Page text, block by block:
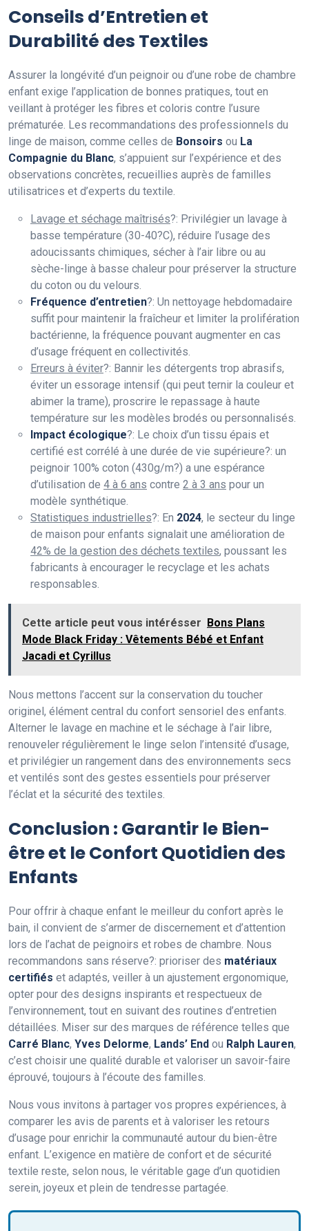
Conseils d’Entretien et
Durabilité des Textiles
Assurer la longévité d’un peignoir ou d’une robe de chambre
enfant exige l’application de bonnes pratiques, tout en
veillant à protéger les fibres et coloris contre l’usure
prématurée. Les recommandations des professionnels du
linge de maison, comme celles de Bonsoirs ou La
Compagnie du Blanc, s’appuient sur l’expérience et des
observations concrètes, recueillies auprès de familles
utilisatrices et d’experts du textile.
Lavage et séchage maîtrisés?: Privilégier un lavage à
basse température (30-40?C), réduire l’usage des
adoucissants chimiques, sécher à l’air libre ou au
sèche-linge à basse chaleur pour préserver la structure
du coton ou du velours.
Fréquence d’entretien?: Un nettoyage hebdomadaire
suffit pour maintenir la fraîcheur et limiter la prolifération
bactérienne, la fréquence pouvant augmenter en cas
d’usage fréquent en collectivités.
Erreurs à éviter?: Bannir les détergents trop abrasifs,
éviter un essorage intensif (qui peut ternir la couleur et
abimer la trame), proscrire le repassage à haute
température sur les modèles brodés ou personnalisés.
Impact écologique?: Le choix d’un tissu épais et
certifié est corrélé à une durée de vie supérieure?: un
peignoir 100% coton (430g/m?) a une espérance
d’utilisation de 4 à 6 ans contre 2 à 3 ans pour un
modèle synthétique.
Statistiques industrielles?: En 2024, le secteur du linge
de maison pour enfants signalait une amélioration de
42% de la gestion des déchets textiles, poussant les
fabricants à encourager le recyclage et les achats
responsables.
Cette article peut vous intérésser
Bons Plans
Mode Black Friday : Vêtements Bébé et Enfant
Jacadi et Cyrillus
Nous mettons l’accent sur la conservation du toucher
originel, élément central du confort sensoriel des enfants.
Alterner le lavage en machine et le séchage à l’air libre,
renouveler régulièrement le linge selon l’intensité d’usage,
et privilégier un rangement dans des environnements secs
et ventilés sont des gestes essentiels pour préserver
l’éclat et la sécurité des textiles.
Conclusion : Garantir le Bien-
être et le Confort Quotidien des
Enfants
Pour offrir à chaque enfant le meilleur du confort après le
bain, il convient de s’armer de discernement et d’attention
lors de l’achat de peignoirs et robes de chambre. Nous
recommandons sans réserve?: prioriser des matériaux
certifiés et adaptés, veiller à un ajustement ergonomique,
opter pour des designs inspirants et respectueux de
l’environnement, tout en suivant des routines d’entretien
détaillées. Miser sur des marques de référence telles que
Carré Blanc, Yves Delorme, Lands’ End ou Ralph Lauren,
c’est choisir une qualité durable et valoriser un savoir-faire
éprouvé, toujours à l’écoute des familles.
Nous vous invitons à partager vos propres expériences, à
comparer les avis de parents et à valoriser les retours
d’usage pour enrichir la communauté autour du bien-être
enfant. L’exigence en matière de confort et de sécurité
textile reste, selon nous, le véritable gage d’un quotidien
serein, joyeux et plein de tendresse partagée.